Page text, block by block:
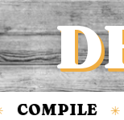
COMPILE ✳